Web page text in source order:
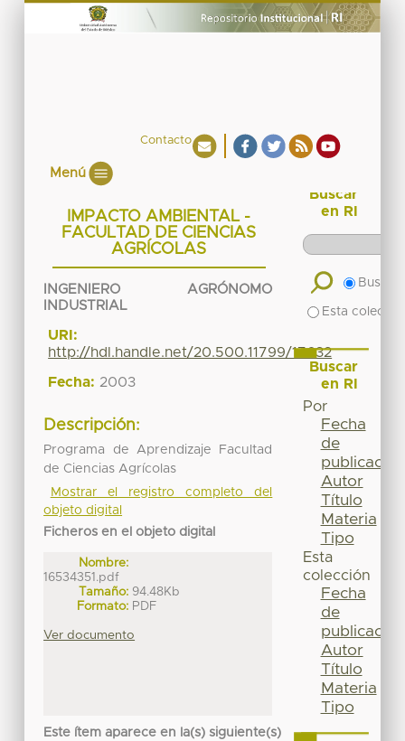
Contacto
Menú
IMPACTO AMBIENTAL -
FACULTAD DE CIENCIAS
AGRÍCOLAS
INGENIERO AGRÓNOMO
INDUSTRIAL
URI:
http://hdl.handle.net/20.500.11799/17632
Fecha: 2003
Descripción:
Programa de Aprendizaje Facultad
de Ciencias Agrícolas
Mostrar el registro completo del
objeto digital
Ficheros en el objeto digital
Nombre:
16534351.pdf
Tamaño: 94.48Kb
Formato: PDF
Ver documento
Este ítem aparece en la(s) siguiente(s)
Buscar
en RI
Buscar
Esta
Buscar
en RI
Por
Fecha
de
publicación
Autor
Título
Materia
Tipo
Esta
colección
Fecha
de
publicación
Autor
Título
Materia
Tipo